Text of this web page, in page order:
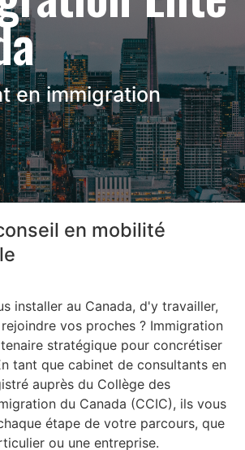
en immigration
en mobilité
installer au Canada, d'y travailler,
vos proches ? Immigration
stratégique pour concrétiser
tant que cabinet de consultants en
auprès du Collège des
du Canada (CCIC), ils vous
étape de votre parcours, que
ou une entreprise.